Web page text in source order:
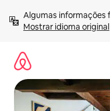
para
Mostrar idioma original